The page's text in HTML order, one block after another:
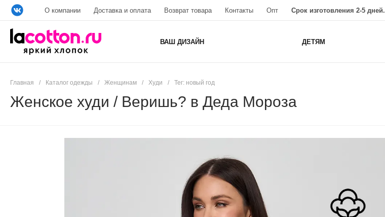
О компании Доставка и оплата Возврат товара Контакты Опт Срок изготовления 2-5 дней.
ВАШ ДИЗАЙН ДЕТЯМ
Главная / Каталог одежды / Женщинам / Худи / Тег: новый год
Женское худи / Веришь? в Деда Мороза